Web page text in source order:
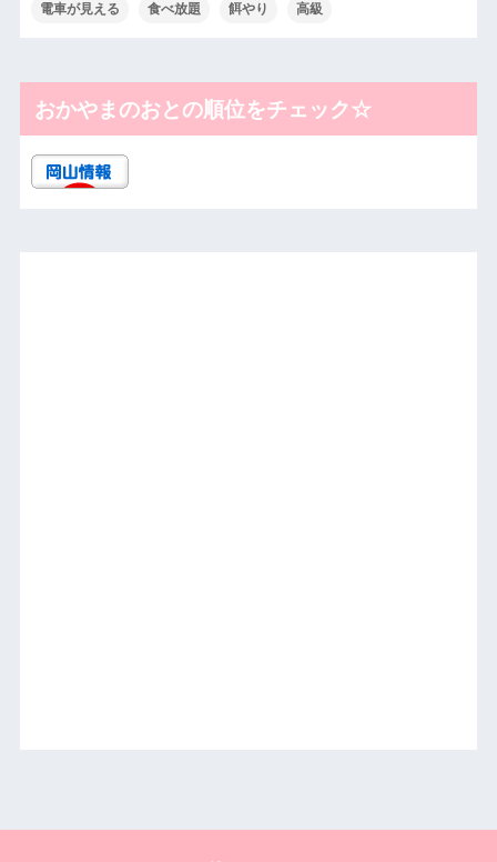
電車が見える 食べ放題 餌やり 高級
おかやまのおとの順位をチェック☆